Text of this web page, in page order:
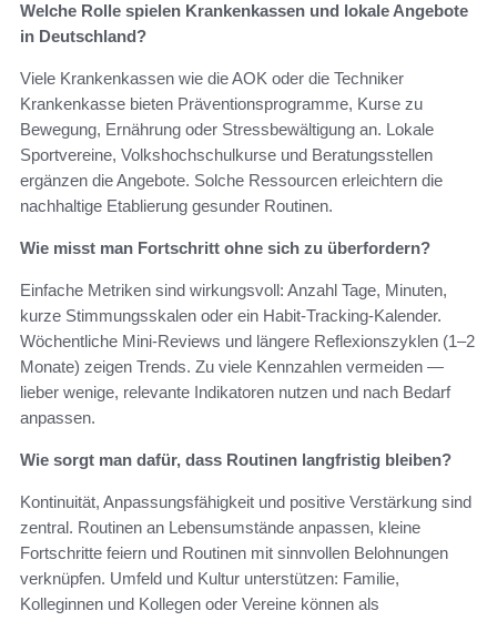
Welche Rolle spielen Krankenkassen und lokale Angebote
in Deutschland?
Viele Krankenkassen wie die AOK oder die Techniker
Krankenkasse bieten Präventionsprogramme, Kurse zu
Bewegung, Ernährung oder Stressbewältigung an. Lokale
Sportvereine, Volkshochschulkurse und Beratungsstellen
ergänzen die Angebote. Solche Ressourcen erleichtern die
nachhaltige Etablierung gesunder Routinen.
Wie misst man Fortschritt ohne sich zu überfordern?
Einfache Metriken sind wirkungsvoll: Anzahl Tage, Minuten,
kurze Stimmungsskalen oder ein Habit-Tracking-Kalender.
Wöchentliche Mini-Reviews und längere Reflexionszyklen (1–2
Monate) zeigen Trends. Zu viele Kennzahlen vermeiden —
lieber wenige, relevante Indikatoren nutzen und nach Bedarf
anpassen.
Wie sorgt man dafür, dass Routinen langfristig bleiben?
Kontinuität, Anpassungsfähigkeit und positive Verstärkung sind
zentral. Routinen an Lebensumstände anpassen, kleine
Fortschritte feiern und Routinen mit sinnvollen Belohnungen
verknüpfen. Umfeld und Kultur unterstützen: Familie,
Kolleginnen und Kollegen oder Vereine können als